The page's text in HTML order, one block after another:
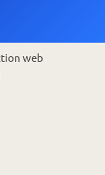
web